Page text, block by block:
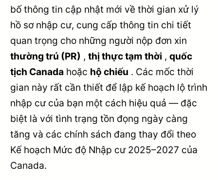
bố thông tin cập nhật mới về thời gian xử lý
hồ sơ nhập cư, cung cấp thông tin chi tiết
quan trọng cho những người nộp đơn xin
thường trú (PR) ,thị thực tạm thời ,quốc
tịch Canada hoặc hộ chiếu . Các mốc thời
gian này rất cần thiết để lập kế hoạch lộ trình
nhập cư của bạn một cách hiệu quả — đặc
biệt là với tình trạng tồn đọng ngày càng
tăng và các chính sách đang thay đổi theo
Kế hoạch Mức độ Nhập cư 2025–2027 của
Canada.